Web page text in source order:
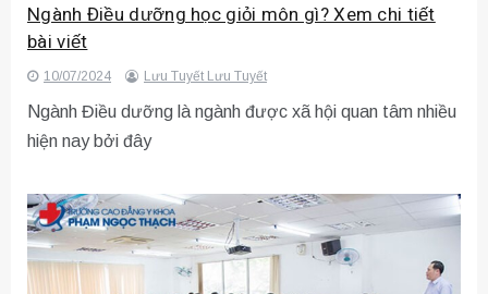
Ngành Điều dưỡng học giỏi môn gì? Xem chi tiết
bài viết
10/07/2024 Lưu Tuyết Lưu Tuyết
Ngành Điều dưỡng là ngành được xã hội quan tâm nhiều
hiện nay bởi đây